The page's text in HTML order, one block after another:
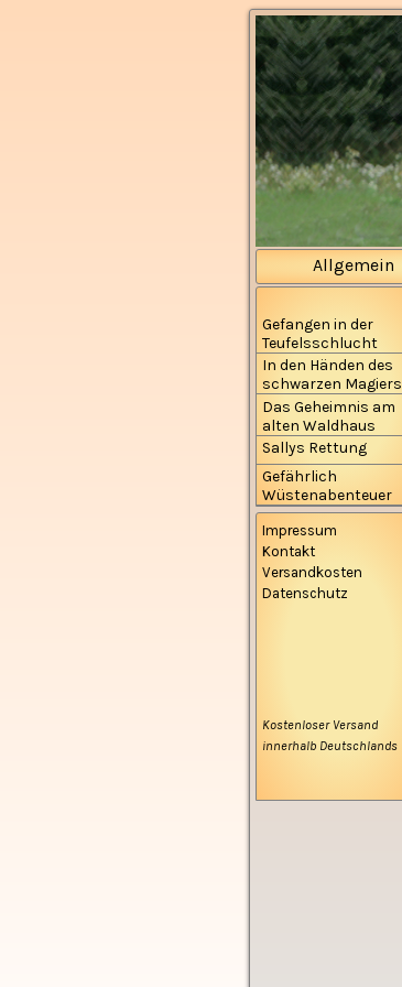
Allgemein
Gefangen in der
Teufelsschlucht
In den Händen des
schwarzen Magiers
Das Geheimnis am
alten Waldhaus
Sallys Rettung
Gefährlich
Wüstenabenteuer
Impressum
Kontakt
Versandkosten
Datenschutz
Kostenloser Versand
innerhalb Deutschlands